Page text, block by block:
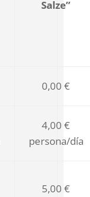
Salze”
0,00 €
4,00 €
persona/día
5,00 €